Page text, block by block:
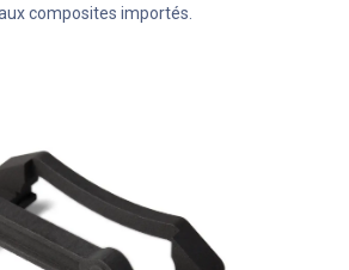
composites importés.